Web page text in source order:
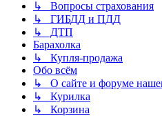
↳ Вопросы страхования
↳ ГИБДД и ПДД
↳ ДТП
Барахолка
↳ Купля-продажа
Обо всём
↳ О сайте и форуме
↳ Курилка
↳ Корзина